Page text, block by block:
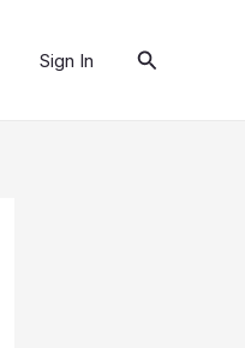
Sign In Arama